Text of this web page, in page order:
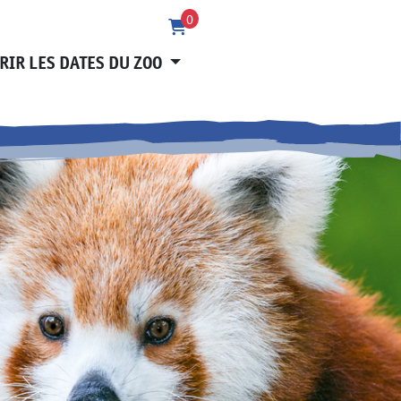
LES DATES DU ZOO
0